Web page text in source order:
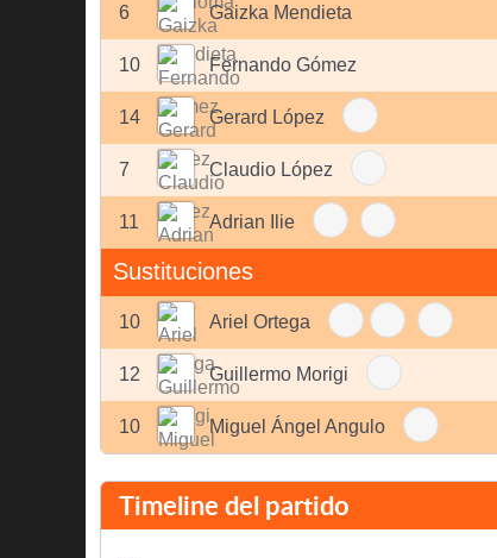
6 Gaizka Mendieta
10 Fernando Gómez
14 Gerard López
7 Claudio López
11 Adrian Ilie
Sustituciones
10 Ariel Ortega
12 Guillermo Morigi
10 Miguel Ángel Angulo
Timeline del partido